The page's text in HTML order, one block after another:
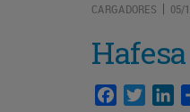
CARGADORES 05/
Facebook
Twitter